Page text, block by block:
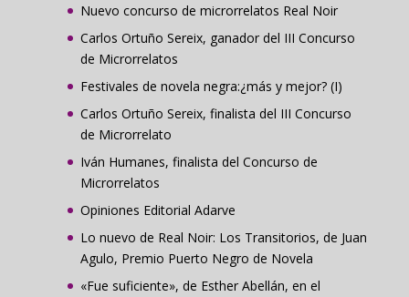
Nuevo concurso de microrrelatos Real Noir
Carlos Ortuño Sereix, ganador del III Concurso
de Microrrelatos
Festivales de novela negra:¿más y mejor? (I)
Carlos Ortuño Sereix, finalista del III Concurso
de Microrrelato
Iván Humanes, finalista del Concurso de
Microrrelatos
Opiniones Editorial Adarve
Lo nuevo de Real Noir: Los Transitorios, de Juan
Agulo, Premio Puerto Negro de Novela
«Fue suficiente», de Esther Abellán, en el